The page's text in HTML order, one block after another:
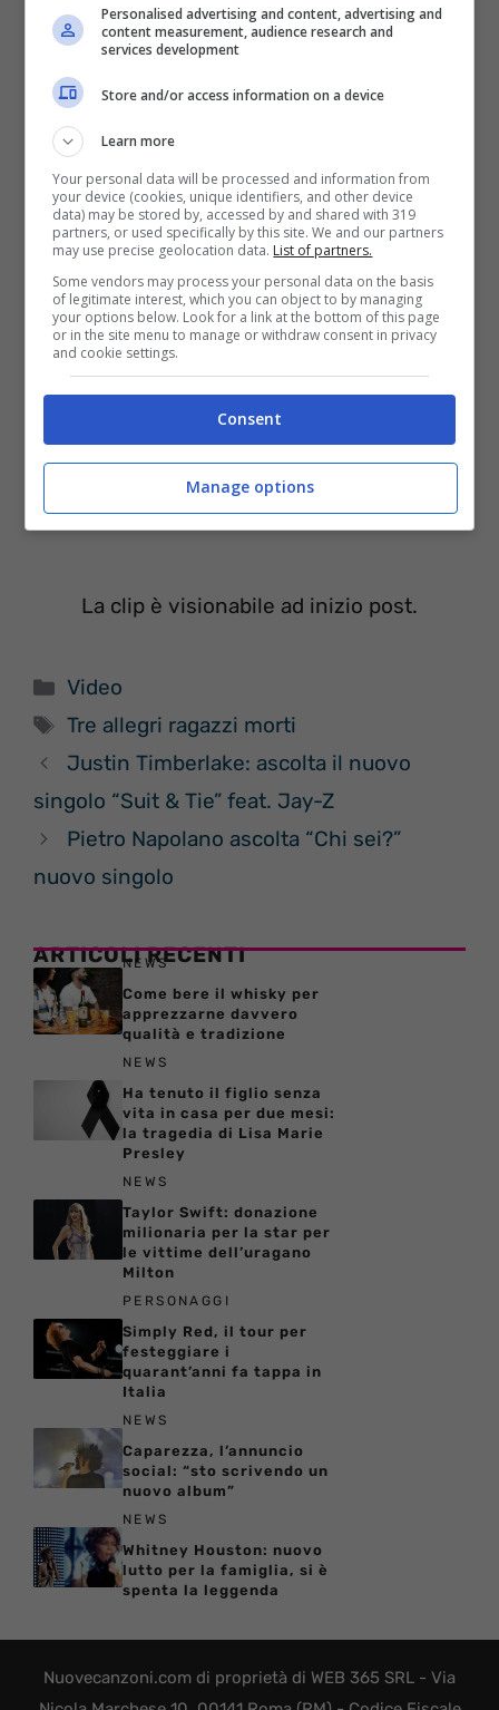
Nel filmato, vediamo numerose comparse
tutte provenienti dal Laboratorio Urbano di
Musica Popolare di Pordenone, che è la
città natale della band.
Video ufficiale La mia vita senza te – Tre
Allegri Ragazzi Morti
La clip è visionabile ad inizio post.
Categorie
Video
Tag
Tre allegri ragazzi morti
Justin Timberlake: ascolta il nuovo
singolo “Suit & Tie” feat. Jay-Z
Pietro Napolano ascolta “Chi sei?”
nuovo singolo
ARTICOLI RECENTI
NEWS
Come bere il whisky per
apprezzarne davvero
qualità e tradizione
NEWS
Ha tenuto il figlio senza
vita in casa per due mesi:
la tragedia di Lisa Marie
Presley
NEWS
Taylor Swift: donazione
milionaria per la star per
le vittime dell’uragano
Milton
PERSONAGGI
Simply Red, il tour per
festeggiare i
quarant’anni fa tappa in
Italia
NEWS
Caparezza, l’annuncio
social: “sto scrivendo un
nuovo album”
NEWS
Whitney Houston: nuovo
lutto per la famiglia, si è
spenta la leggenda
Nuovecanzoni.com di proprietà di WEB 365 SRL - Via
Personalised advertising and content, advertising and
content measurement, audience research and
services development
Store and/or access information on a device
Learn more
Your personal data will be processed and information from
your device (cookies, unique identifiers, and other device
data) may be stored by, accessed by and shared with 319
partners, or used specifically by this site. We and our partners
may use precise geolocation data. List of partners.
Some vendors may process your personal data on the basis
of legitimate interest, which you can object to by managing
your options below. Look for a link at the bottom of this page
or in the site menu to manage or withdraw consent in privacy
and cookie settings.
Consent
Manage options